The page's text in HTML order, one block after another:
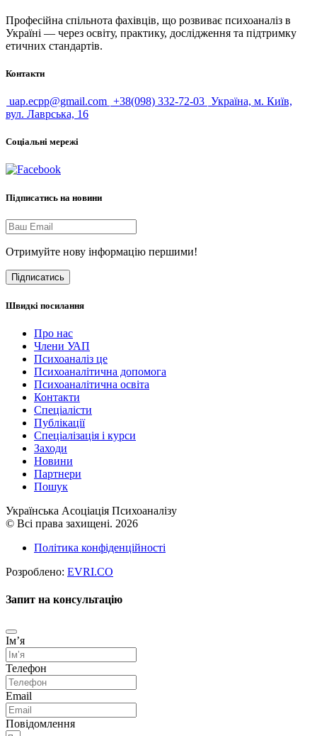
Професійна спільнота фахівців, що розвиває психоаналіз в
Україні — через освіту, практику, дослідження та підтримку
етичних стандартів.
Контакти
uap.ecpp@gmail.com +38(098) 332-72-03 Україна, м. Київ,
вул. Лаврська, 16
Соціальні мережі
Підписатись на новини
Отримуйте нову інформацію першими!
Підписатись
Швидкі посилання
Про нас
Члени УАП
Психоаналіз це
Психоаналітична допомога
Психоаналітична освіта
Контакти
Спеціалісти
Публікації
Cпеціалізація і курси
Заходи
Новини
Партнери
Пошук
Українська Асоціація Психоаналізу
© Всі права захищені. 2026
Політика конфіденційності
Розроблено: EVRI.CO
Запит на консультацію
Імʼя
Телефон
Email
Повідомлення